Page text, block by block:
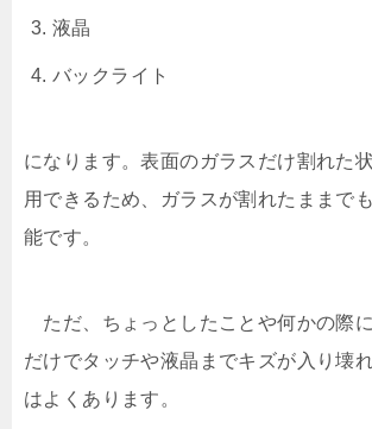
液晶
バックライト
になります。表面のガラスだけ割れた
用できるため、ガラスが割れたままで
能です。
ただ、ちょっとしたことや何かの際
だけでタッチや液晶までキズが入り壊
はよくあります。